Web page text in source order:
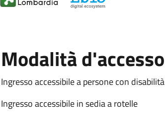
Modalità d'accesso
Ingresso accessibile a persone con disabilità
Ingresso accessibile in sedia a rotelle